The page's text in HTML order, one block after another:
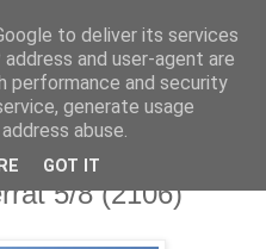
5/8 (2106)
to deliver its services
and user-agent are
performance and security
generate usage
abuse.
GOT IT